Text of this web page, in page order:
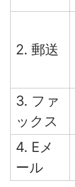
2. 郵送
3. ファ
ックス
4. Eメ
ール